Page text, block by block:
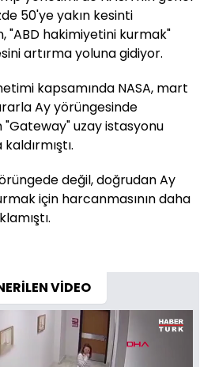
50'ye yakın kesinti
"ABD hakimiyetini kurmak"
artırma yoluna gidiyor.
kapsamında NASA, mart
Ay yörüngesinde
"Gateway" uzay istasyonu
değil, doğrudan Ay
için harcanmasının daha
VİDEO